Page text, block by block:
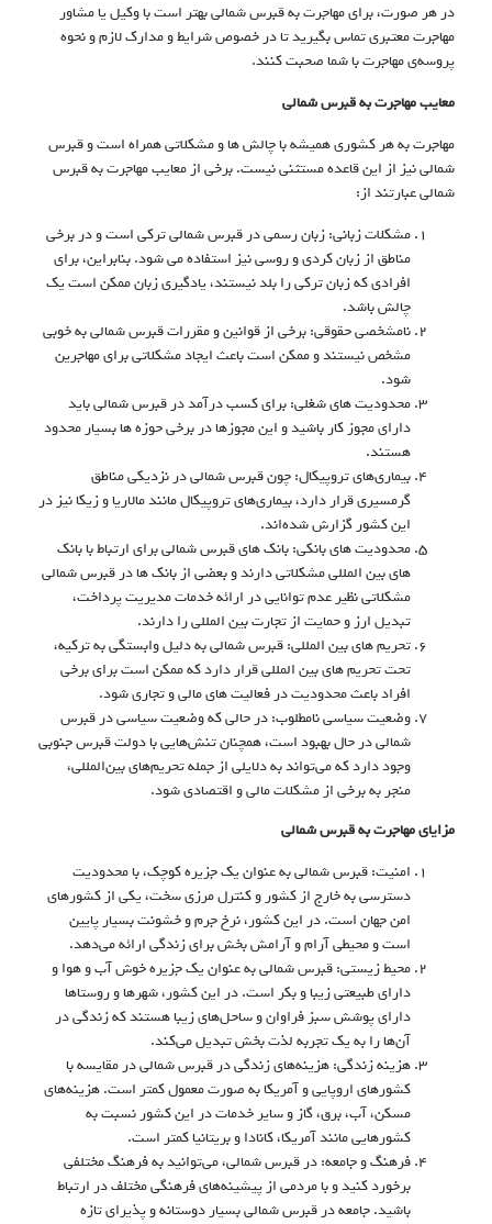
در هر صورت، برای مهاجرت به قبرس شمالی بهتر است با وکیل یا مشاور
مهاجرت معتبری تماس بگیرید تا در خصوص شرایط و مدارک لازم و نحوه
پروسه‌ی مهاجرت با شما صحبت کنند.
معایب مهاجرت به قبرس شمالی
مهاجرت به هر کشوری همیشه با چالش ها و مشکلاتی همراه است و قبرس
شمالی نیز از این قاعده مستثنی نیست. برخی از معایب مهاجرت به قبرس
شمالی عبارتند از:
مشکلات زبانی: زبان رسمی در قبرس شمالی ترکی است و در برخی
مناطق از زبان کردی و روسی نیز استفاده می شود. بنابراین، برای
افرادی که زبان ترکی را بلد نیستند، یادگیری زبان ممکن است یک
چالش باشد.
نامشخصی حقوقی: برخی از قوانین و مقررات قبرس شمالی به خوبی
مشخص نیستند و ممکن است باعث ایجاد مشکلاتی برای مهاجرین
شود.
محدودیت های شغلی: برای کسب درآمد در قبرس شمالی باید
دارای مجوز کار باشید و این مجوزها در برخی حوزه ها بسیار محدود
هستند.
بیماری‌های تروپیکال: چون قبرس شمالی در نزدیکی مناطق
گرمسیری قرار دارد، بیماری‌های تروپیکال مانند مالاریا و زیکا نیز در
این کشور گزارش شده‌اند.
محدودیت های بانکی: بانک های قبرس شمالی برای ارتباط با بانک
های بین المللی مشکلاتی دارند و بعضی از بانک ها در قبرس شمالی
مشکلاتی نظیر عدم توانایی در ارائه خدمات مدیریت پرداخت،
تبدیل ارز و حمایت از تجارت بین المللی را دارند.
تحریم های بین المللی: قبرس شمالی به دلیل وابستگی به ترکیه،
تحت تحریم های بین المللی قرار دارد که ممکن است برای برخی
افراد باعث محدودیت در فعالیت های مالی و تجاری شود.
وضعیت سیاسی نامطلوب: در حالی که وضعیت سیاسی در قبرس
شمالی در حال بهبود است، همچنان تنش‌هایی با دولت قبرس جنوبی
وجود دارد که می‌تواند به دلایلی از جمله تحریم‌های بین‌المللی،
منجر به برخی از مشکلات مالی و اقتصادی شود.
مزایای مهاجرت به قبرس شمالی
امنیت: قبرس شمالی به عنوان یک جزیره کوچک، با محدودیت
دسترسی به خارج از کشور و کنترل مرزی سخت، یکی از کشورهای
امن جهان است. در این کشور، نرخ جرم و خشونت بسیار پایین
است و محیطی آرام و آرامش بخش برای زندگی ارائه می‌دهد.
محیط زیستی: قبرس شمالی به عنوان یک جزیره خوش آب و هوا و
دارای طبیعتی زیبا و بکر است. در این کشور، شهرها و روستاها
دارای پوشش سبز فراوان و ساحل‌های زیبا هستند که زندگی در
آن‌ها را به یک تجربه لذت بخش تبدیل می‌کند.
هزینه زندگی: هزینه‌های زندگی در قبرس شمالی در مقایسه با
کشورهای اروپایی و آمریکا به صورت معمول کمتر است. هزینه‌های
مسکن، آب، برق، گاز و سایر خدمات در این کشور نسبت به
کشورهایی مانند آمریکا، کانادا و بریتانیا کمتر است.
فرهنگ و جامعه: در قبرس شمالی، می‌توانید به فرهنگ مختلفی
برخورد کنید و با مردمی از پیشینه‌های فرهنگی مختلف در ارتباط
باشید. جامعه در قبرس شمالی بسیار دوستانه و پذیرای تازه